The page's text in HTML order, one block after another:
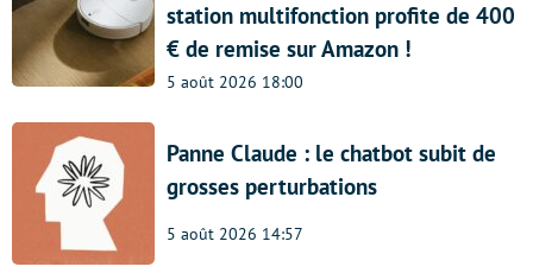
station multifonction profite de 400
€ de remise sur Amazon !
5 août 2026 18:00
Panne Claude : le chatbot subit de
grosses perturbations
5 août 2026 14:57